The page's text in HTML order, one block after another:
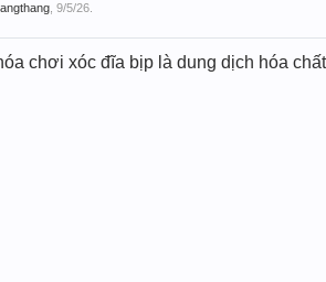
9/5/26
chơi xóc đĩa bịp là dung dịch hóa